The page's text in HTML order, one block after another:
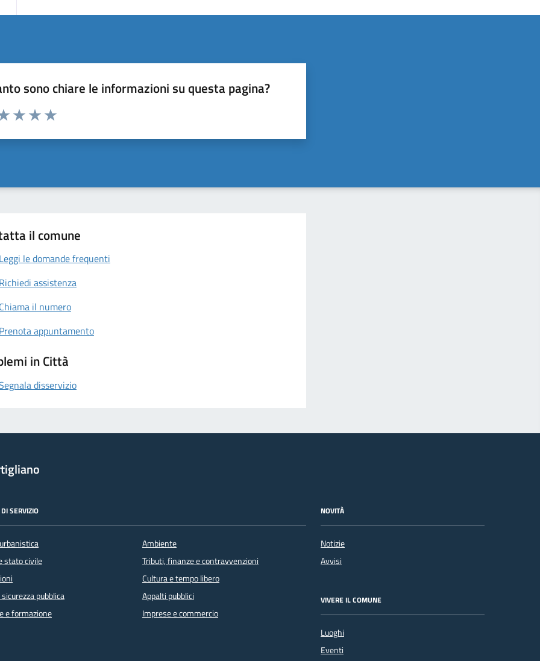
sono chiare le informazioni su questa pagina?
da 1 a 5 stelle la pagina
il comune
Leggi le domande frequenti
Richiedi assistenza
Chiama il numero
Prenota appuntamento
in Città
disservizio
SERVIZIO
stato civile
pubblica
e formazione
Ambiente
Tributi, finanze e contravvenzioni
Cultura e tempo libero
Appalti pubblici
Imprese e commercio
NOVITÀ
Notizie
Avvisi
VIVERE IL COMUNE
Luoghi
Eventi